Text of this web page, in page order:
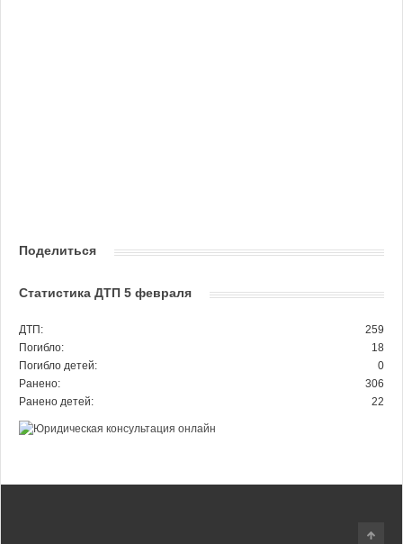
Поделиться
Статистика ДТП 5 февраля
ДТП:
259
Погибло:
18
Погибло детей:
0
Ранено:
306
Ранено детей:
22